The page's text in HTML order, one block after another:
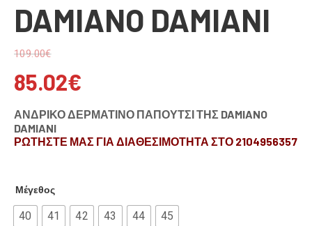
DAMIANO DAMIANI
109.00€
85.02€
ΑΝΔΡΙΚΟ ΔΕΡΜΑΤΙΝΟ ΠΑΠΟΥΤΣΙ ΤΗΣ DAMIANO
DAMIANI
ΡΩΤΗΣΤΕ ΜΑΣ ΓΙΑ ΔΙΑΘΕΣΙΜΟΤΗΤΑ ΣΤΟ 2104956357
Μέγεθος
40 41 42 43 44 45